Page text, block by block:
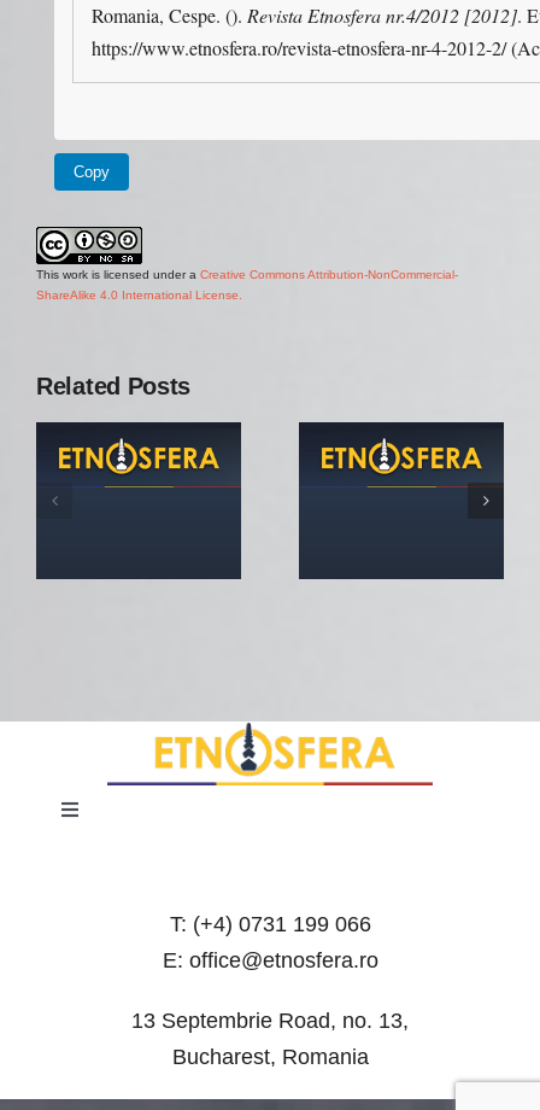
Romania, Cespe. (). Revista Etnosfera nr.4/2012 [2012].
https://www.etnosfera.ro/revista-etnosfera-nr-4-2012-2/
Copy
This work is licensed under a Creative Commons Attribution-NonCommercial-
ShareAlike 4.0 International License.
Related Posts
Revista
Etnosfera
Toggle
T: (+4) 0731 199 066
E: office@etnosfera.ro
13 Septembrie Road, no. 13,
Bucharest, Romania